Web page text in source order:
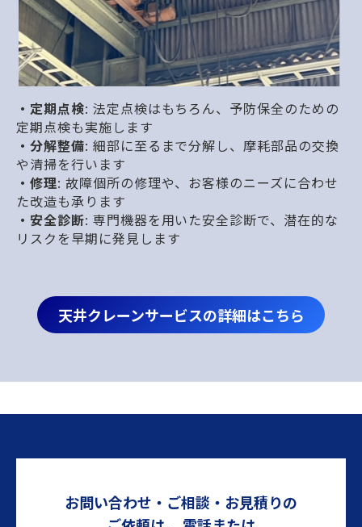
・定期点検: 法定点検はもちろん、予防保全のための
定期点検も実施します
・分解整備: 細部に至るまで分解し、摩耗部品の交換
や清掃を行います
・修理: 故障個所の修理や、お客様のニーズに合わせ
た改造も承ります
・安全診断: 専門機器を用いた安全診断で、潜在的な
リスクを早期に発見します
天井クレーンサービスの詳細はこちら
お問い合わせ・ご相談・お見積りの